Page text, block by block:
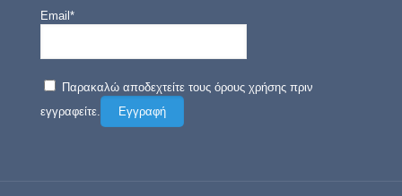
Email*
Παρακαλώ αποδεχτείτε τους όρους χρήσης πριν
εγγραφείτε.